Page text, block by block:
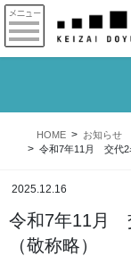
HOME
お知らせ
令和7年11月 交代2
2025.12.16
令和7年11月
（敬称略）